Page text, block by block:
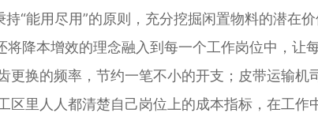
能用尽用”的原则，充分挖掘闲置物料的潜在
降本增效的理念融入到每一个工作岗位中，让
更换的频率，节约一笔不小的开支；皮带运输机
区里人人都清楚自己岗位上的成本指标，在工